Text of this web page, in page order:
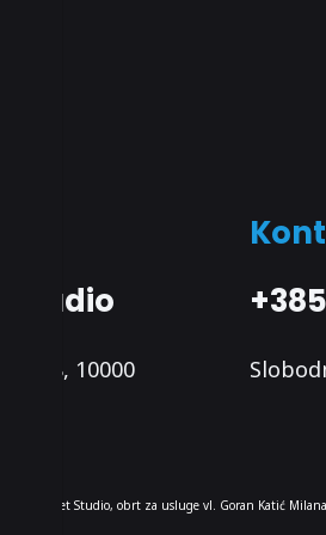
Studio
28, 10000
+385
Fotosvijet Studio, obrt za usluge vl. Goran Katić